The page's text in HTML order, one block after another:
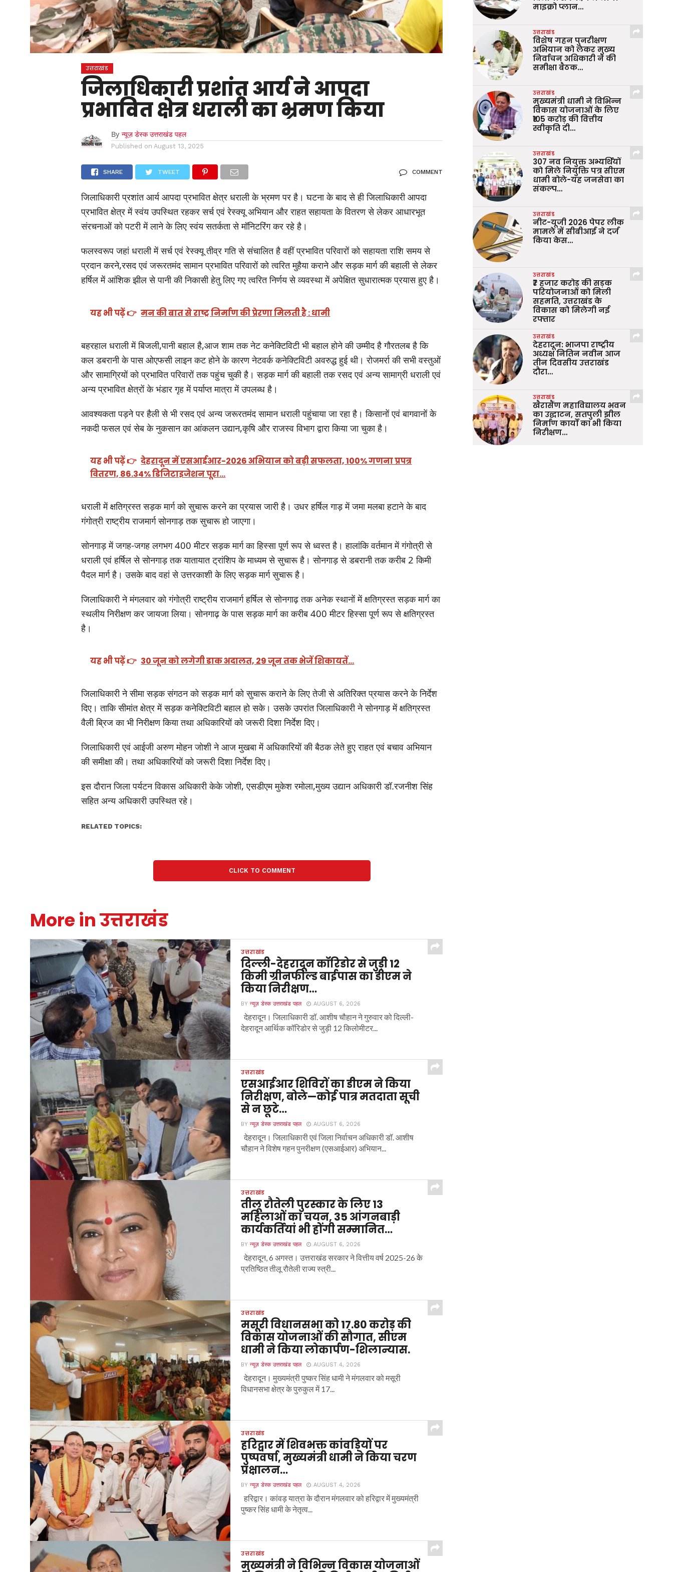
उत्तराखंड
जिलाधिकारी प्रशांत आर्य ने आपदा
प्रभावित क्षेत्र धराली का भ्रमण किया
By न्यूज़ डेस्क उत्तराखंड पहल
Published on August 13, 2025
SHARE TWEET COMMENT
जिलाधिकारी प्रशांत आर्य आपदा प्रभावित क्षेत्र धराली के भ्रमण पर है। घटना के बाद से ही जिलाधिकारी आपदा
प्रभावित क्षेत्र में स्वंय उपस्थित रहकर सर्च एवं रेस्क्यू अभियान और राहत सहायता के वितरण से लेकर आधारभूत
संरचनाओं को पटरी में लाने के लिए स्वंय सतर्कता से मॉनिटरिंग कर रहे है।
फलस्वरूप जहां धराली में सर्च एवं रेस्क्यू तीव्र गति से संचालित है वहीं प्रभावित परिवारों को सहायता राशि समय से
प्रदान करने,रसद एवं जरूरतमंद सामान प्रभावित परिवारों को त्वरित मुहैया कराने और सड़क मार्ग की बहाली से लेकर
हर्षिल में आंशिक झील से पानी की निकासी हेतु लिए गए त्वरित निर्णय से व्यवस्था में अपेक्षित सुधारात्मक प्रयास हुए है।
यह भी पढ़ें 👉 मन की बात से राष्ट्र निर्माण की प्रेरणा मिलती है : धामी
बहरहाल धराली में बिजली,पानी बहाल है,आज शाम तक नेट कनेक्टिविटी भी बहाल होने की उम्मीद है गौरतलब है कि
कल डबरानी के पास ओएफसी लाइन कट होने के कारण नेटवर्क कनेक्टिविटी अवरुद्ध हुई थी। रोजमर्रा की सभी वस्तुओं
और सामाग्रियों को प्रभावित परिवारों तक पहुंच चुकी है। सड़क मार्ग की बहाली तक रसद एवं अन्य सामाग्री धराली एवं
अन्य प्रभावित क्षेत्रों के भंडार गृह में पर्याप्त मात्रा में उपलब्ध है।
आवश्यकता पड़ने पर हैली से भी रसद एवं अन्य जरूरतमंद सामान धराली पहुंचाया जा रहा है। किसानों एवं बागवानों के
नकदी फसल एवं सेब के नुकसान का आंकलन उद्यान,कृषि और राजस्व विभाग द्वारा किया जा चुका है।
यह भी पढ़ें 👉 देहरादून में एसआईआर-2026 अभियान को बड़ी सफलता, 100% गणना प्रपत्र
वितरण, 86.34% डिजिटाइजेशन पूरा…
धराली में क्षतिग्रस्त सड़क मार्ग को सुचारू करने का प्रयास जारी है। उधर हर्षिल गाड़ में जमा मलबा हटाने के बाद
गंगोत्री राष्ट्रीय राजमार्ग सोनगाड़ तक सुचारू हो जाएगा।
सोनगाड़ में जगह-जगह लगभग 400 मीटर सड़क मार्ग का हिस्सा पूर्ण रूप से ध्वस्त है। हालांकि वर्तमान में गंगोत्री से
धराली एवं हर्षिल से सोनगाड़ तक यातायात ट्रांशिप के माध्यम से सुचारू है। सोनगाड़ से डबरानी तक करीब 2 किमी
पैदल मार्ग है। उसके बाद वहां से उत्तरकाशी के लिए सड़क मार्ग सुचारू है।
जिलाधिकारी ने मंगलवार को गंगोत्री राष्ट्रीय राजमार्ग हर्षिल से सोनगाढ़ तक अनेक स्थानों में क्षतिग्रस्त सड़क मार्ग का
स्थलीय निरीक्षण कर जायजा लिया। सोनगाढ़ के पास सड़क मार्ग का करीब 400 मीटर हिस्सा पूर्ण रूप से क्षतिग्रस्त
है।
यह भी पढ़ें 👉 30 जून को लगेगी डाक अदालत, 29 जून तक भेजें शिकायतें…
जिलाधिकारी ने सीमा सड़क संगठन को सड़क मार्ग को सुचारू कराने के लिए तेजी से अतिरिक्त प्रयास करने के निर्देश
दिए। ताकि सीमांत क्षेत्र में सड़क कनेक्टिविटी बहाल हो सके। उसके उपरांत जिलाधिकारी ने सोनगाड़ में क्षतिग्रस्त
वैली ब्रिज का भी निरीक्षण किया तथा अधिकारियों को जरूरी दिशा निर्देश दिए।
जिलाधिकारी एवं आईजी अरुण मोहन जोशी ने आज मुखबा में अधिकारियों की बैठक लेते हुए राहत एवं बचाव अभियान
की समीक्षा की। तथा अधिकारियों को जरूरी दिशा निर्देश दिए।
इस दौरान जिला पर्यटन विकास अधिकारी केके जोशी, एसडीएम मुकेश रमोला,मुख्य उद्यान अधिकारी डॉ.रजनीश सिंह
सहित अन्य अधिकारी उपस्थित रहे।
RELATED TOPICS:
CLICK TO COMMENT
More in उत्तराखंड
उत्तराखंड
दिल्ली-देहरादून कॉरिडोर से जुड़ी 12
किमी ग्रीनफील्ड बाईपास का डीएम ने
किया निरीक्षण…
BYन्यूज़ डेस्क उत्तराखंड पहल AUGUST 6, 2026
देहरादून। जिलाधिकारी डॉ. आशीष चौहान ने गुरुवार को दिल्ली-
देहरादून आर्थिक कॉरिडोर से जुड़ी 12 किलोमीटर...
उत्तराखंड
एसआईआर शिविरों का डीएम ने किया
निरीक्षण, बोले—कोई पात्र मतदाता सूची
से न छूटे…
BYन्यूज़ डेस्क उत्तराखंड पहल AUGUST 6, 2026
देहरादून। जिलाधिकारी एवं जिला निर्वाचन अधिकारी डॉ. आशीष
चौहान ने विशेष गहन पुनरीक्षण (एसआईआर) अभियान...
उत्तराखंड
तीलू रौतेली पुरस्कार के लिए 13
महिलाओं का चयन, 35 आंगनबाड़ी
कार्यकर्तियां भी होंगी सम्मानित…
BYन्यूज़ डेस्क उत्तराखंड पहल AUGUST 6, 2026
देहरादून, 6 अगस्त। उत्तराखंड सरकार ने वित्तीय वर्ष 2025-26 के
प्रतिष्ठित तीलू रौतेली राज्य स्त्री...
उत्तराखंड
मसूरी विधानसभा को 17.80 करोड़ की
विकास योजनाओं की सौगात, सीएम
धामी ने किया लोकार्पण-शिलान्यास.
BYन्यूज़ डेस्क उत्तराखंड पहल AUGUST 4, 2026
देहरादून। मुख्यमंत्री पुष्कर सिंह धामी ने मंगलवार को मसूरी
विधानसभा क्षेत्र के पुरुकुल में 17...
उत्तराखंड
हरिद्वार में शिवभक्त कांवड़ियों पर
पुष्पवर्षा, मुख्यमंत्री धामी ने किया चरण
प्रक्षालन…
BYन्यूज़ डेस्क उत्तराखंड पहल AUGUST 4, 2026
हरिद्वार। कांवड़ यात्रा के दौरान मंगलवार को हरिद्वार में मुख्यमंत्री
पुष्कर सिंह धामी के नेतृत्व...
उत्तराखंड
मुख्यमंत्री ने विभिन्न विकास योजनाओं
माइक्रो प्लान…
उत्तराखंड
विशेष गहन पुनरीक्षण
अभियान को लेकर मुख्य
निर्वाचन अधिकारी ने की
समीक्षा बैठक…
उत्तराखंड
मुख्यमंत्री धामी ने विभिन्न
विकास योजनाओं के लिए
₹105 करोड़ की वित्तीय
स्वीकृति दी…
उत्तराखंड
307 नव नियुक्त अभ्यर्थियों
को मिले नियुक्ति पत्र सीएम
धामी बोले-यह जनसेवा का
संकल्प…
उत्तराखंड
नीट-यूजी 2026 पेपर लीक
मामले में सीबीआई ने दर्ज
किया केस…
उत्तराखंड
₹7 हजार करोड़ की सड़क
परियोजनाओं को मिली
सहमति, उत्तराखंड के
विकास को मिलेगी नई
रफ्तार
उत्तराखंड
देहरादून: भाजपा राष्ट्रीय
अध्यक्ष नितिन नवीन आज
तीन दिवसीय उत्तराखंड
दौरा…
उत्तराखंड
खैरासैंण महाविद्यालय भवन
का उद्घाटन, सतपुली झील
निर्माण कार्यों का भी किया
निरीक्षण…